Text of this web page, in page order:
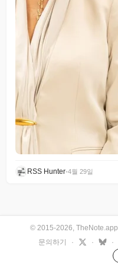
RSS Hunter•4월 29일
© 2015-2026, TheNote.app
문의하기
· · ·